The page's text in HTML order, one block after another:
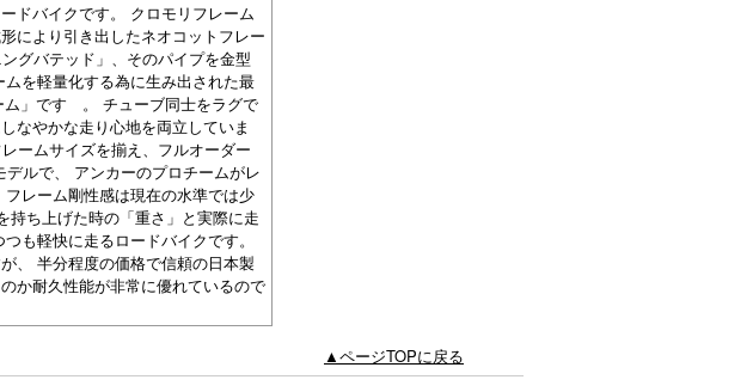
ドバイクです。 クロモリフレーム
により引き出したネオコットフレー
グバテッド」、そのパイプを金型
を軽量化する為に生み出された最
ム」です 。 チューブ同士をラグで
なやかな走り心地を両立していま
ームサイズを揃え、フルオーダー
ルで、 アンカーのプロチームがレ
レーム剛性感は現在の水準では少
持ち上げた時の「重さ」と実際に走
も軽快に走るロードバイクです。
、 半分程度の価格で信頼の日本製
か耐久性能が非常に優れているので
▲ページTOPに戻る